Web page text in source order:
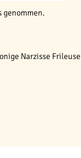
genommen.
Narzisse Frileuse